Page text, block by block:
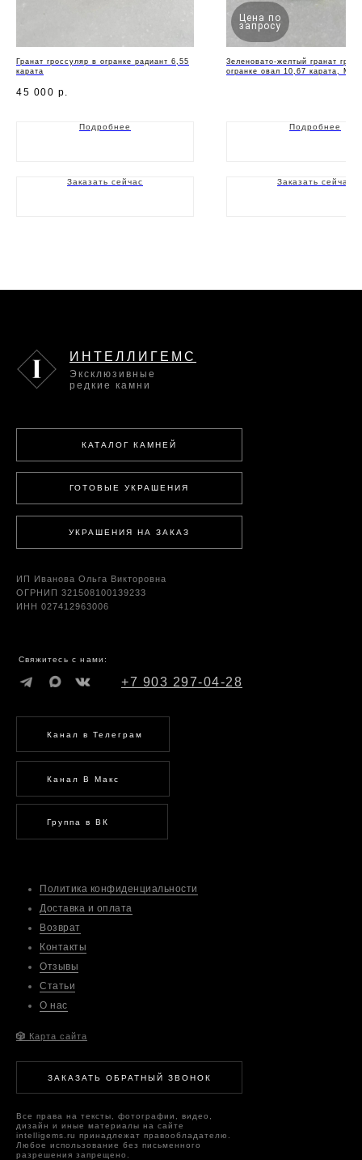
Гранат гроссуляр в огранке радиант 6,55
карата
45 000 р.
Подробнее
Заказать сейчас
Цена по
запросу
Зеленовато-желтый гранат
огранке овал 10,67 карата,
Подробнее
Заказать сейчас
ЗАКАЗАТЬ ОБРАТНЫЙ ЗВОНОК
Все права на тексты, фотографии, видео,
дизайн и иные материалы на сайте
intelligems.ru принадлежат правообладателю.
Любое использование без письменного
разрешения запрещено.
КАТАЛОГ КАМНЕЙ
УКРАШЕНИЯ НА ЗАКАЗ
ГОТОВЫЕ УКРАШЕНИЯ
Эксклюзивные
редкие камни
ИНТЕЛЛИГЕМС
Политика конфиденциальности
Доставка и оплата
Возврат
Контакты
Отзывы
Статьи
О нас
+7 903 297-04-28
Канал В Макс
Группа в ВК
Канал в Телеграм
Свяжитесь с нами:
🎲 Карта сайта
ИП Иванова Ольга Викторовна
ОГРНИП 321508100139233
ИНН 027412963006